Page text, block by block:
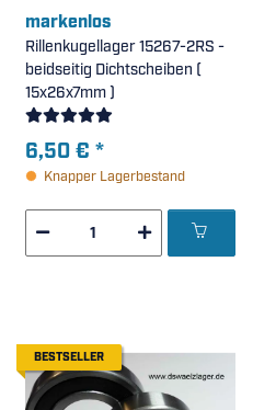
markenlos
Rillenkugellager 15267-2RS -
beidseitig Dichtscheiben (
15x26x7mm )
6,50 € *
Knapper Lagerbestand
BESTSELLER